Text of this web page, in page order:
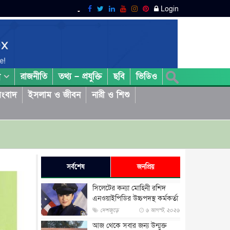
Login
রাজনীতি তথ্য – প্রযুক্তি ছবি
ভিডিও
ইসলাম ও জীবন
নারী ও শিশু
সর্বশেষ জনপ্রিয়
সিলেটের কন্যা মোহিনী রশিদ
এনওয়াইপিডির উচ্চপদস্থ কর্মকর্তা
দেশজুড়ে ৬ আগস্ট, ২০২৬
আজ থেকে সবার জন্য উন্মুক্ত